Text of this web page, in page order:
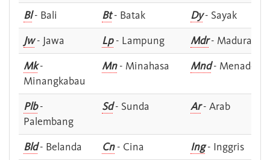
Bl- Bali Bt- Batak Dy- Sayak
Jw- Jawa Lp- Lampung Mdr- Madura
Mk-
Minangkabau
Mn- Minahasa Mnd- Menado
Plb-
Palembang
Sd- Sunda Ar- Arab
Bld- Belanda Cn- Cina Ing- Inggris